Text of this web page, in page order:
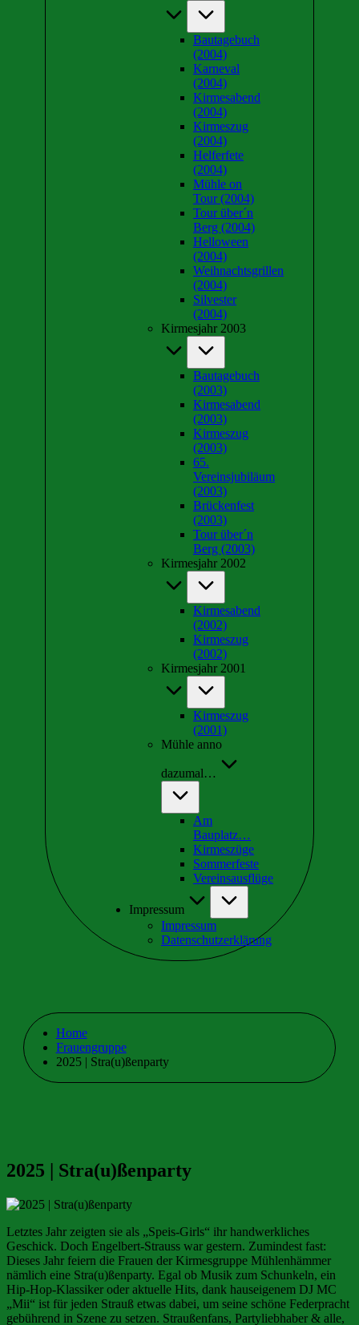
Bautagebuch
(2004)
Karneval
(2004)
Kirmesabend
(2004)
Kirmeszug
(2004)
Helferfete
(2004)
Mühle on
Tour (2004)
Tour über´n
Berg (2004)
Helloween
(2004)
Weihnachtsgrillen
(2004)
Silvester
(2004)
Kirmesjahr 2003
Bautagebuch
(2003)
Kirmesabend
(2003)
Kirmeszug
(2003)
65.
Vereinsjubiläum
(2003)
Brückenfest
(2003)
Tour über´n
Berg (2003)
Kirmesjahr 2002
Kirmesabend
(2002)
Kirmeszug
(2002)
Kirmesjahr 2001
Kirmeszug
(2001)
Mühle anno
dazumal…
Am
Bauplatz…
Kirmeszüge
Sommerfeste
Vereinsausflüge
Impressum
Impressum
Datenschutzerklärung
Home
Frauengruppe
2025 | Stra(u)ßenparty
2025 | Stra(u)ßenparty
Letztes Jahr zeigten sie als „Speis-Girls“ ihr handwerkliches
Geschick. Doch Engelbert-Strauss war gestern. Zumindest fast:
Dieses Jahr feiern die Frauen der Kirmesgruppe Mühlenhämmer
nämlich eine Stra(u)ßenparty. Egal ob Musik zum Schunkeln, ein
Hip-Hop-Klassiker oder aktuelle Hits, dank hauseigenem DJ MC
„Mii“ ist für jeden Strauß etwas dabei, um seine schöne Federpracht
gebührend in Szene zu setzen. Straußenfans, Partyliebhaber & alle,